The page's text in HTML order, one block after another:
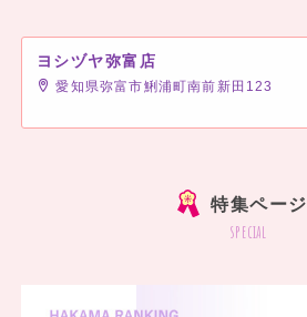
ヨシヅヤ弥富店
愛知県弥富市鯏浦町南前新田123
特集ページ
special